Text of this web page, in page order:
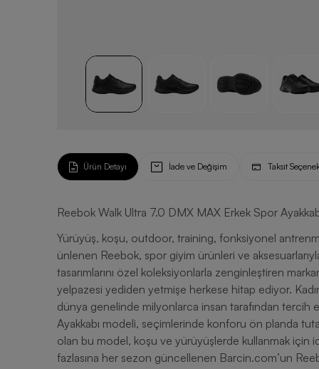
Ürün Detayı İade ve Değişim Taksit
Reebok Walk Ultra 7.0 DMX MAX Erkek Spor
Yürüyüş, koşu, outdoor, training, fonksiyonel
ünlenen Reebok, spor giyim ürünleri ve
tasarımlarını özel koleksiyonlarla zenginleştiren
yelpazesi yediden yetmişe herkese hitap ediyor.
dünya genelinde milyonlarca insan tarafından tercih
Ayakkabı modeli, seçimlerinde konforu ön planda
olan bu model, koşu ve yürüyüşlerde kullanmak için
fazlasına her sezon güncellenen Barcin.com’un